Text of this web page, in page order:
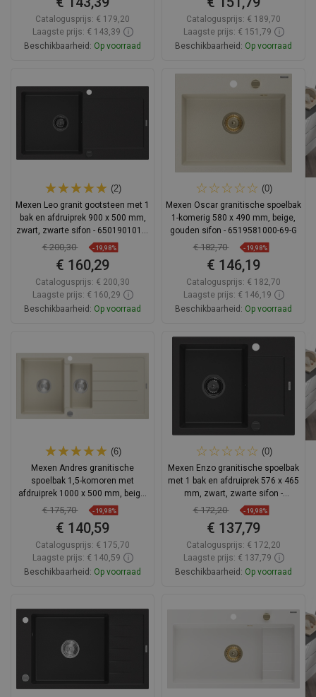
Catalogusprijs: € 179,20
Laagste prijs: € 143,39
Beschikbaarheid: Op voorraad
Catalogusprijs: € 189,70
Laagste prijs: € 151,79
Beschikbaarheid: Op voorraad
In winkelwagen
Favoriet
(2)
Mexen Leo granit gootsteen met 1
bak en afdruiprek 900 x 500 mm,
zwart, zwarte sifon - 6501901010-
77-B
€ 200,30 -19,98%
€ 160,29
Catalogusprijs: € 200,30
Laagste prijs: € 160,29
Beschikbaarheid: Op voorraad
Vergelijk
(0)
Mexen Oscar granitische spoelbak
1-komerig 580 x 490 mm, beige,
gouden sifon - 6519581000-69-G
€ 182,70 -19,98%
€ 146,19
Catalogusprijs: € 182,70
Laagste prijs: € 146,19
Beschikbaarheid: Op voorraad
In winkelwagen
(6)
Mexen Andres granitische
spoelbak 1,5-komoren met
afdruiprek 1000 x 500 mm, beige,
chroom sifon - 6515101510-69
€ 175,70 -19,98%
€ 140,59
Catalogusprijs: € 175,70
Laagste prijs: € 140,59
Beschikbaarheid: Op voorraad
(0)
Mexen Enzo granitische spoelbak
met 1 bak en afdruiprek 576 x 465
mm, zwart, zwarte sifon -
6506571005-77-B
€ 172,20 -19,98%
€ 137,79
Catalogusprijs: € 172,20
Laagste prijs: € 137,79
Beschikbaarheid: Op voorraad
favorite_border